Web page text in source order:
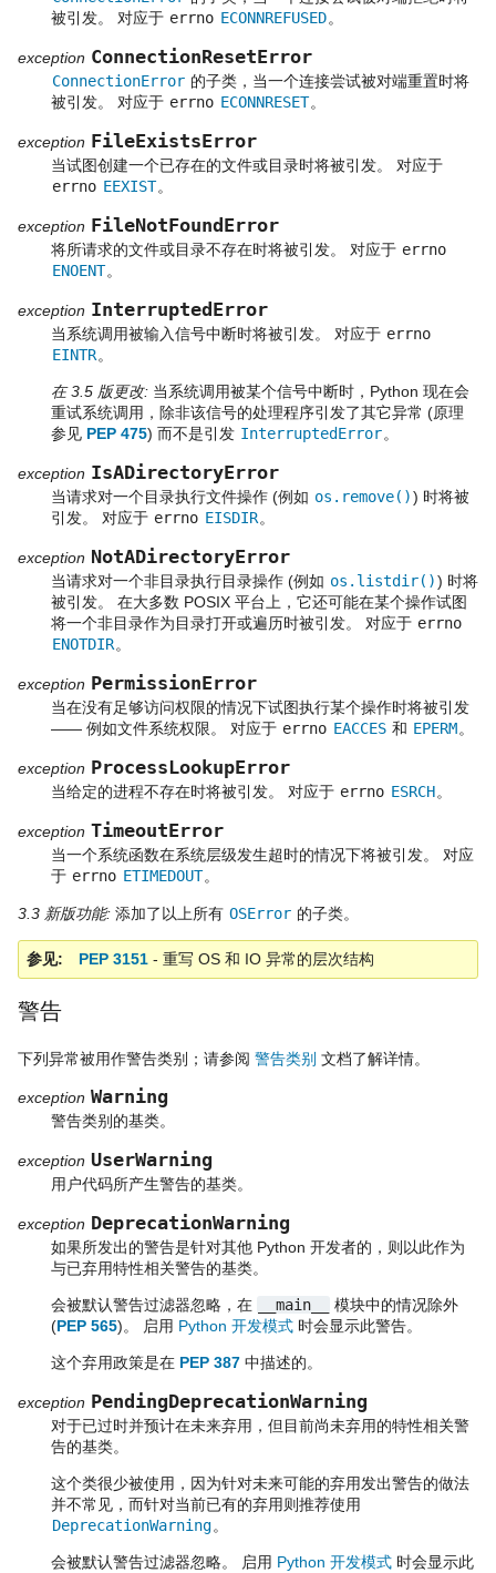
被引发。 对应于 errno ECONNREFUSED。
exception ConnectionResetError
ConnectionError 的子类，当一个连接尝试被对端重置时将
被引发。 对应于 errno ECONNRESET。
exception FileExistsError
当试图创建一个已存在的文件或目录时将被引发。 对应于
errno EEXIST。
exception FileNotFoundError
将所请求的文件或目录不存在时将被引发。 对应于 errno
ENOENT。
exception InterruptedError
当系统调用被输入信号中断时将被引发。 对应于 errno
EINTR。
在 3.5 版更改: 当系统调用被某个信号中断时，Python 现在会
重试系统调用，除非该信号的处理程序引发了其它异常 (原理
参见 PEP 475) 而不是引发 InterruptedError。
exception IsADirectoryError
当请求对一个目录执行文件操作 (例如 os.remove()) 时将被
引发。 对应于 errno EISDIR。
exception NotADirectoryError
当请求对一个非目录执行目录操作 (例如 os.listdir()) 时将
被引发。 在大多数 POSIX 平台上，它还可能在某个操作试图
将一个非目录作为目录打开或遍历时被引发。 对应于 errno
ENOTDIR。
exception PermissionError
当在没有足够访问权限的情况下试图执行某个操作时将被引发
—— 例如文件系统权限。 对应于 errno EACCES 和 EPERM。
exception ProcessLookupError
当给定的进程不存在时将被引发。 对应于 errno ESRCH。
exception TimeoutError
当一个系统函数在系统层级发生超时的情况下将被引发。 对应
于 errno ETIMEDOUT。
3.3 新版功能: 添加了以上所有 OSError 的子类。
参见 PEP 3151 - 重写 OS 和 IO 异常的层次结构
警告
下列异常被用作警告类别；请参阅 警告类别 文档了解详情。
exception Warning
警告类别的基类。
exception UserWarning
用户代码所产生警告的基类。
exception DeprecationWarning
如果所发出的警告是针对其他 Python 开发者的，则以此作为
与已弃用特性相关警告的基类。
会被默认警告过滤器忽略，在 __main__
模块中的情况除外
(PEP 565)。 启用 Python 开发模式 时会显示此警告。
这个弃用政策是在 PEP 387 中描述的。
exception PendingDeprecationWarning
对于已过时并预计在未来弃用，但目前尚未弃用的特性相关警
告的基类。
这个类很少被使用，因为针对未来可能的弃用发出警告的做法
并不常见，而针对当前已有的弃用则推荐使用
DeprecationWarning。
会被默认警告过滤器忽略。 启用 Python 开发模式 时会显示此